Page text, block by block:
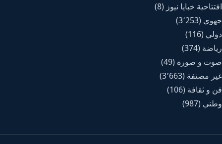
افتتاحية خبايا نيوز (8)
جهوي (3٬253)
دولي (116)
رياضة (374)
صوت و صورة (49)
غير مصنفة (3٬663)
فن و ثقافة (106)
وطني (987)